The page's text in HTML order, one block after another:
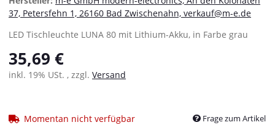
37, Petersfehn 1, 26160 Bad Zwischenahn, verkauf@m-e.de
LED Tischleuchte LUNA 80 mit Lithium-Akku, in Farbe grau
35,69 €
inkl. 19% USt. , zzgl. Versand
Momentan nicht verfügbar Frage zum Artikel